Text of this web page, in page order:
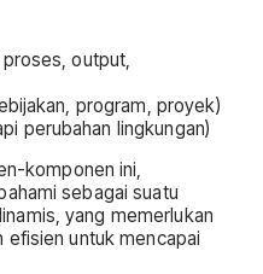
output,
program, proyek)
perubahan lingkungan)
komponen ini,
sebagai suatu
yang memerlukan
untuk mencapai